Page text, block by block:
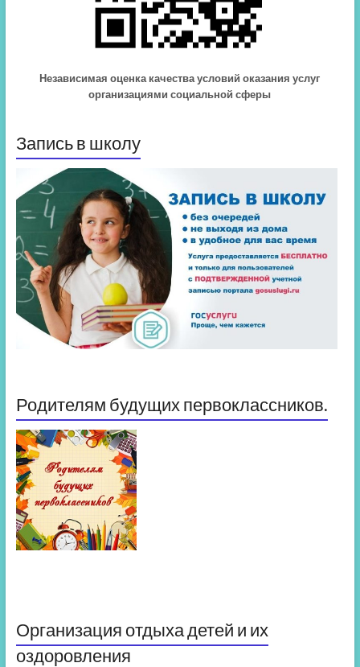
Независимая оценка качества условий оказания услуг
организациями социальной сферы
Запись в школу
Родителям будущих первоклассников.
Организация отдыха детей и их
оздоровления